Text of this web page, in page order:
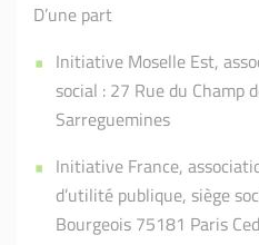
D’une part
Initiative Moselle Est,
social : 27 Rue du Champ
Sarreguemines
Initiative France,
d’utilité publique, siège
Bourgeois 75181 Paris